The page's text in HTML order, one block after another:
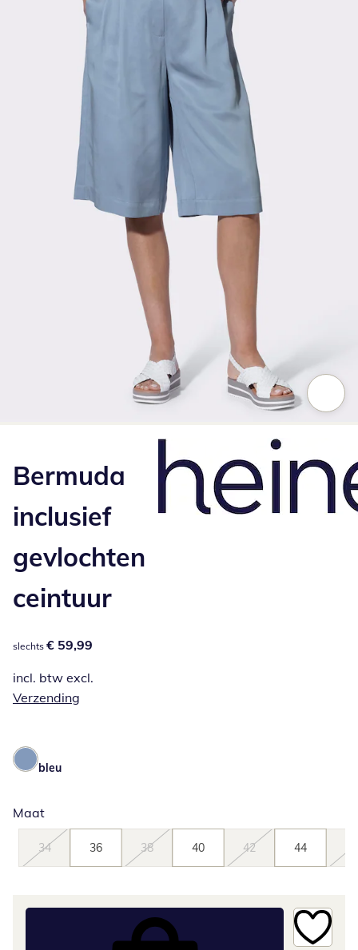
Bermuda
inclusief
gevlochten
ceintuur
€ 59,99
slechts € 59,99
incl. btw excl.
Verzending
bleu
Maat
34 36 38 40 42 44